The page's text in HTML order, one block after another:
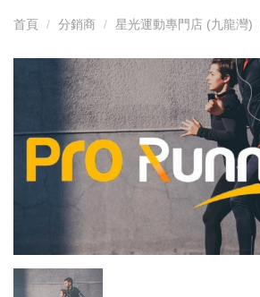
首頁 分銷商 星光運動專門店 (九龍灣)